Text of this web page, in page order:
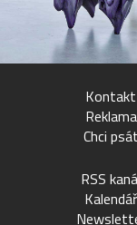
Kontakt
Reklama
Chci psát
RSS
Kalendář